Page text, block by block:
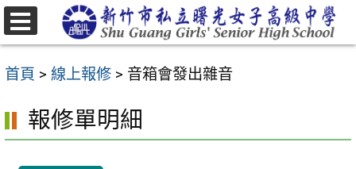
跳
至
要
容
首頁 > 線上報修 > 音箱會發出雜音
報修單明細
選
單